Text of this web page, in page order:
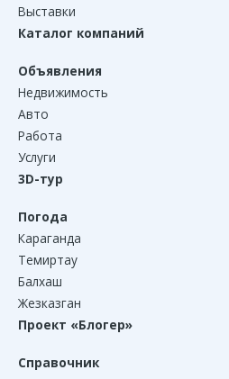
Выставки
Каталог компаний
Объявления
Недвижимость
Авто
Работа
Услуги
3D-тур
Погода
Караганда
Темиртау
Балхаш
Жезказган
Проект «Блогер»
Справочник